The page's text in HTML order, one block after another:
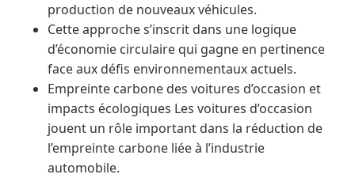
production de nouveaux véhicules.
Cette approche s’inscrit dans une logique
d’économie circulaire qui gagne en pertinence
face aux défis environnementaux actuels.
Empreinte carbone des voitures d’occasion et
impacts écologiques Les voitures d’occasion
jouent un rôle important dans la réduction de
l’empreinte carbone liée à l’industrie
automobile.